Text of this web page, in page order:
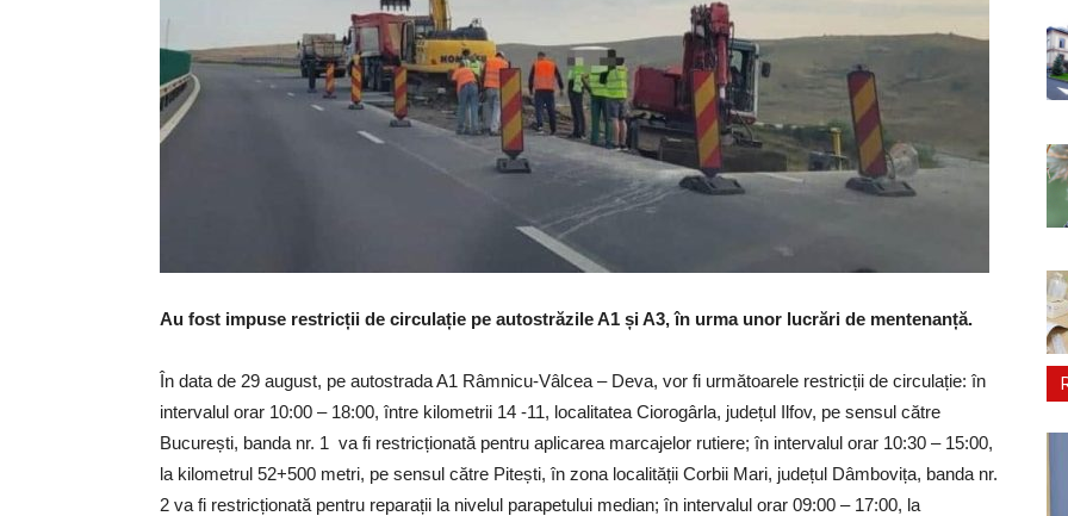
Au fost impuse restricții de circulație pe autostrăzile A1 și A3, în urma unor lucrări de mentenanță.
În data de 29 august, pe autostrada A1 Râmnicu-Vâlcea – Deva, vor fi următoarele restricții de circulație: în
intervalul orar 10:00 – 18:00, între kilometrii 14 -11, localitatea Ciorogârla, județul Ilfov, pe sensul către
București, banda nr. 1 va fi restricționată pentru aplicarea marcajelor rutiere; în intervalul orar 10:30 – 15:00,
la kilometrul 52+500 metri, pe sensul către Pitești, în zona localității Corbii Mari, județul Dâmbovița, banda nr.
2 va fi restricționată pentru reparații la nivelul parapetului median; în intervalul orar 09:00 – 17:00, la